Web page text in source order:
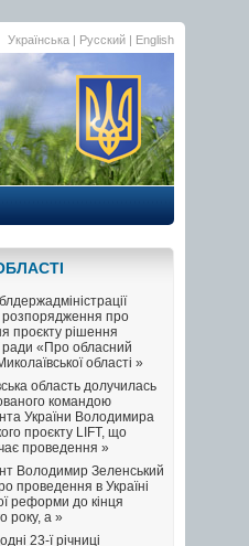
Українська | Русский | English
розпорядження про
проєкту рішення
ради «Про обласний
області »
область долучилась
командою
України Володимира
проєкту LIFT, що
проведення »
Володимир Зеленський
проведення в Україні
реформи до кінця
року, а »
23-ї річниці